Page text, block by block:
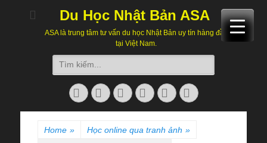
Du Học Nhật Bản ASA
ASA là trung tâm tư vấn du học Nhật Bản uy tín hàng đầu
tại Việt Nam.
Search
for:
Facebook
TwitterEmailSkypeWebsite
Phone
Home » Học online qua tranh ảnh »